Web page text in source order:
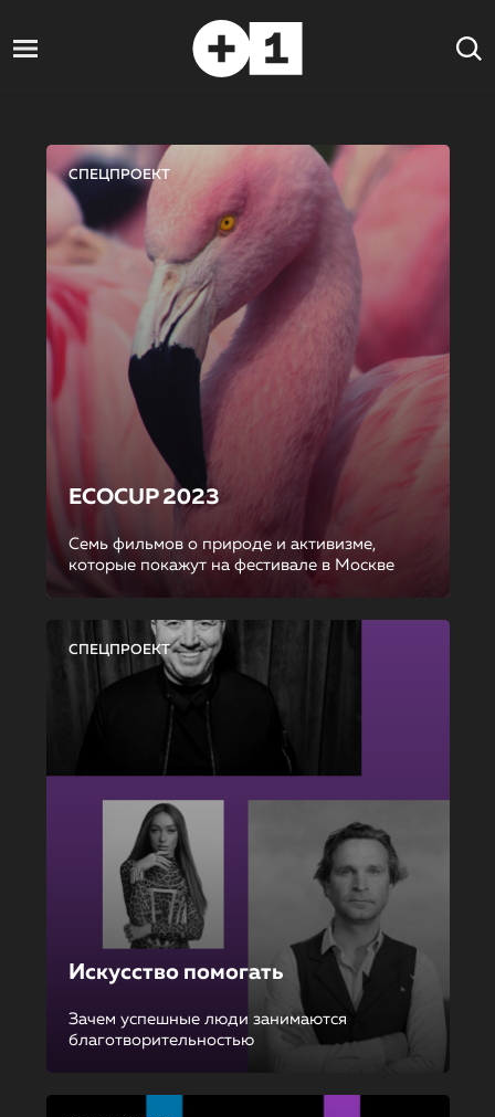
СПЕЦПРОЕКТ
ECOCUP 2023
Семь фильмов о природе и активизме,
которые покажут на фестивале в Москве
СПЕЦПРОЕКТ
Искусство помогать
Зачем успешные люди занимаются
благотворительностью